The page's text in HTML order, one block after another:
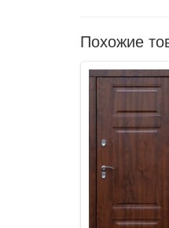
Похожие